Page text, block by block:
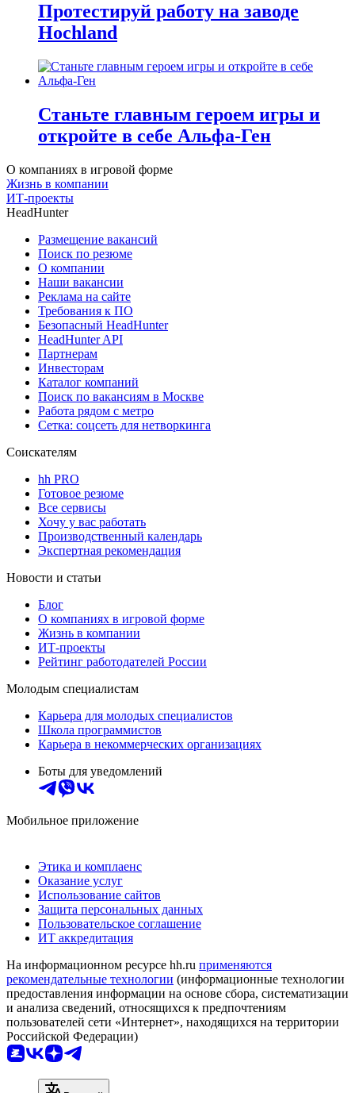
Протестируй работу на заводе
Hochland
Станьте главным героем игры и
откройте в себе Альфа-Ген
О компаниях в игровой форме
Жизнь в компании
ИТ-проекты
HeadHunter
Размещение вакансий
Поиск по резюме
О компании
Наши вакансии
Реклама на сайте
Требования к ПО
Безопасный HeadHunter
HeadHunter API
Партнерам
Инвесторам
Каталог компаний
Поиск по вакансиям в Москве
Работа рядом с метро
Сетка: соцсеть для нетворкинга
Соискателям
hh PRO
Готовое резюме
Все сервисы
Хочу у вас работать
Производственный календарь
Экспертная рекомендация
Новости и статьи
Блог
О компаниях в игровой форме
Жизнь в компании
ИТ-проекты
Рейтинг работодателей России
Молодым специалистам
Карьера для молодых специалистов
Школа программистов
Карьера в некоммерческих организациях
Боты для уведомлений
Мобильное приложение
Этика и комплаенс
Оказание услуг
Использование сайтов
Защита персональных данных
Пользовательское соглашение
ИТ аккредитация
На информационном ресурсе hh.ru применяются
рекомендательные технологии (информационные технологии
предоставления информации на основе сбора, систематизации
и анализа сведений, относящихся к предпочтениям
пользователей сети «Интернет», находящихся на территории
Российской Федерации)